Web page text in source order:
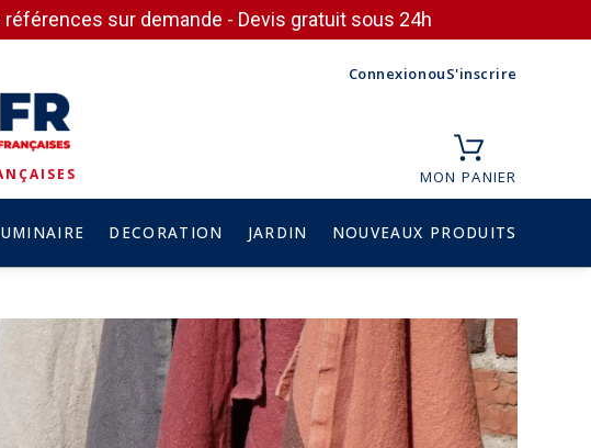
sur demande - Devis gratuit sous 24h
ConnexionouS'inscrire
MON PANIER
DECORATION JARDIN NOUVEAUX PRODUITS